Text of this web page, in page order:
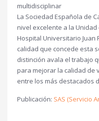
multidisciplinar
La Sociedad Española de
nivel excelente a la
Hospital Universitario Juan
calidad que concede esta
distinción avala el trabajo
para mejorar la calidad de
entre los más destacados
Publicación: SAS (Servicio